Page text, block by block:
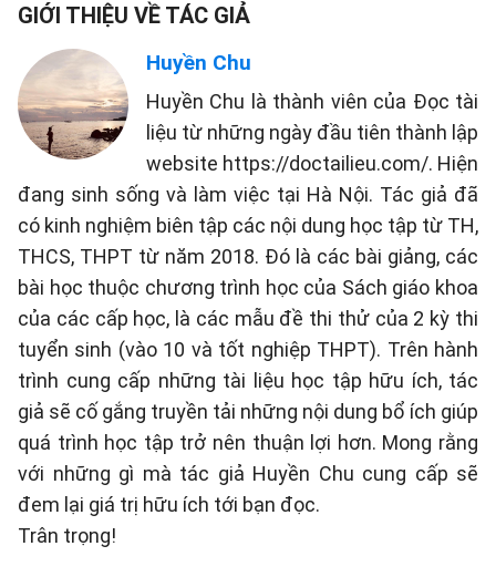
GIỚI THIỆU VỀ TÁC GIẢ
Huyền Chu
Huyền Chu là thành viên của Đọc tài
liệu từ những ngày đầu tiên thành lập
website https://doctailieu.com/. Hiện
đang sinh sống và làm việc tại Hà Nội. Tác giả đã
có kinh nghiệm biên tập các nội dung học tập từ TH,
THCS, THPT từ năm 2018. Đó là các bài giảng, các
bài học thuộc chương trình học của Sách giáo khoa
của các cấp học, là các mẫu đề thi thử của 2 kỳ thi
tuyển sinh (vào 10 và tốt nghiệp THPT). Trên hành
trình cung cấp những tài liệu học tập hữu ích, tác
giả sẽ cố gắng truyền tải những nội dung bổ ích giúp
quá trình học tập trở nên thuận lợi hơn. Mong rằng
với những gì mà tác giả Huyền Chu cung cấp sẽ
đem lại giá trị hữu ích tới bạn đọc.
Trân trọng!